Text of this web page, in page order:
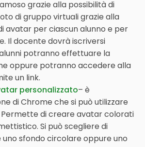
grazie alla possibilità di
di gruppo virtuali grazie alla
avatar per ciascun alunno e per
Il docente dovrà iscriversi
potranno effettuare la
oppure potranno accedere alla
un link.
personalizzato– è
di Chrome che si può utilizzare
Permette di creare avatar colorati
Si può scegliere di
uno sfondo circolare oppure uno